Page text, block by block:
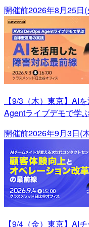
開催前2026年8月25日(
【9/3（木）東京】AI
Agentライブデモで学
開催前2026年9月3日(
【9/4（金）東京】AI